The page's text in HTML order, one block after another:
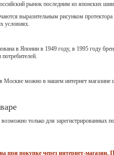
рынок последним из японских
выразительным рисунком
условиях.
в Японии в 1949 году, в 1995 году
потребителей.
в Москве можно в нашем интернет магазине
только для зарегистрированных
при покупке через интернет-магазин.